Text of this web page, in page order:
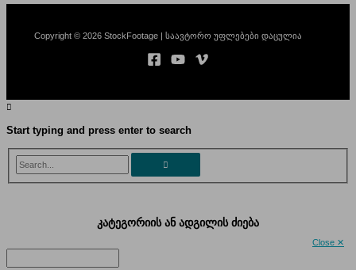
Copyright © 2026 StockFootage | საავტორო უფლებები დაცულია
Start typing and press enter to search
Search...
Close ✕
კატეგორიის ან ადგილის ძიება